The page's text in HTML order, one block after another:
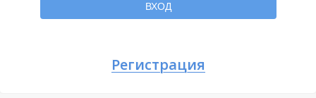
ВХОД
Регистрация